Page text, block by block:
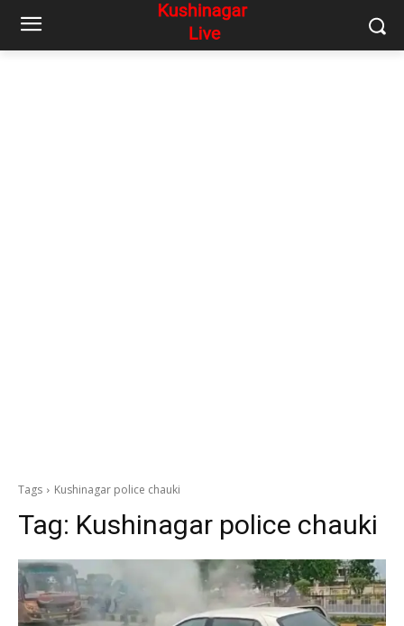
Tags Kushinagar police chauki
Tag: Kushinagar police chauki